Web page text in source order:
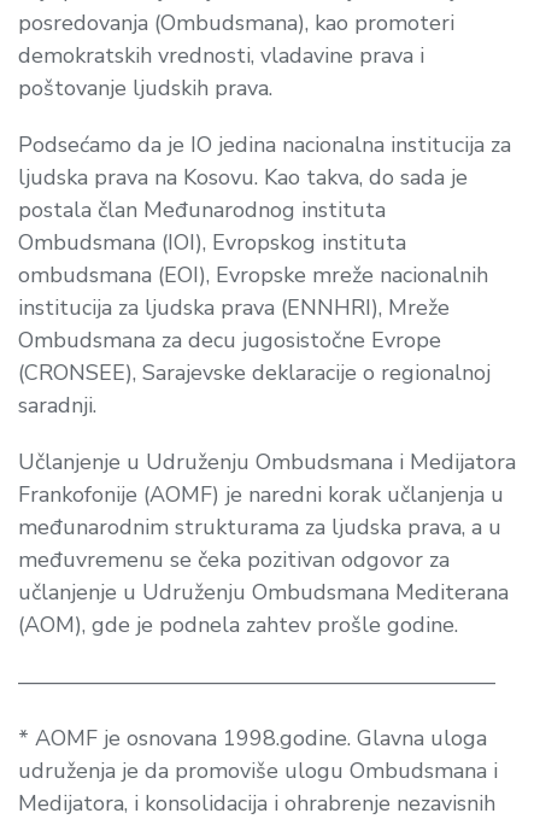
posredovanja (Ombudsmana), kao promoteri
demokratskih vrednosti, vladavine prava i
poštovanje ljudskih prava.
Podsećamo da je IO jedina nacionalna institucija za
ljudska prava na Kosovu. Kao takva, do sada je
postala član Međunarodnog instituta
Ombudsmana (IOI), Evropskog instituta
ombudsmana (EOI), Evropske mreže nacionalnih
institucija za ljudska prava (ENNHRI), Mreže
Ombudsmana za decu jugosistočne Evrope
(CRONSEE), Sarajevske deklaracije o regionalnoj
saradnji.
Učlanjenje u Udruženju Ombudsmana i Medijatora
Frankofonije (AOMF) je naredni korak učlanjenja u
međunarodnim strukturama za ljudska prava, a u
međuvremenu se čeka pozitivan odgovor za
učlanjenje u Udruženju Ombudsmana Mediterana
(AOM), gde je podnela zahtev prošle godine.
——————————————————————
* AOMF je osnovana 1998.godine. Glavna uloga
udruženja je da promoviše ulogu Ombudsmana i
Medijatora, i konsolidacija i ohrabrenje nezavisnih